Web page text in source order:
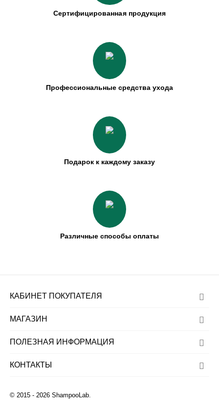
Сертифицированная продукция
Профессиональные средства ухода
Подарок к каждому заказу
Различные способы оплаты
КАБИНЕТ ПОКУПАТЕЛЯ
МАГАЗИН
ПОЛЕЗНАЯ ИНФОРМАЦИЯ
КОНТАКТЫ
© 2015 - 2026 ShampooLab.